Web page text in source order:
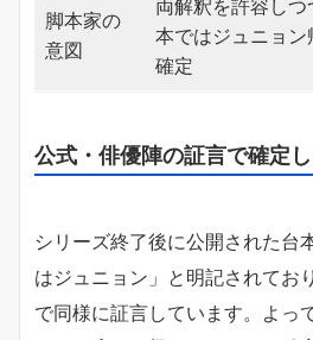
脚本家の
意図
両解釈を許容しつ
本ではジュニョン
確定
公式・俳優陣の証言で確定
シリーズ終了後に公開された台
はジュニョン」と明記されてお
で同様に証言しています。よっ